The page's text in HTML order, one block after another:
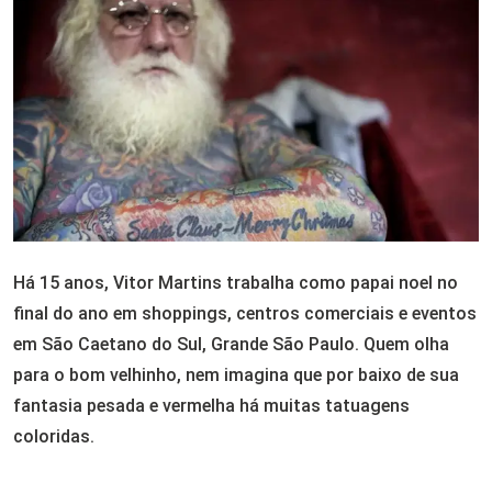
Há 15 anos, Vitor Martins trabalha como papai noel no
final do ano em shoppings, centros comerciais e eventos
em São Caetano do Sul, Grande São Paulo. Quem olha
para o bom velhinho, nem imagina que por baixo de sua
fantasia pesada e vermelha há muitas tatuagens
coloridas.